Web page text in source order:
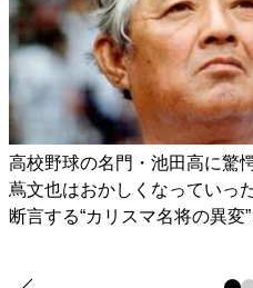
高校野球の名門・池田高に驚
蔦文也はおかしくなっていっ
断言する“カリスマ名将の異